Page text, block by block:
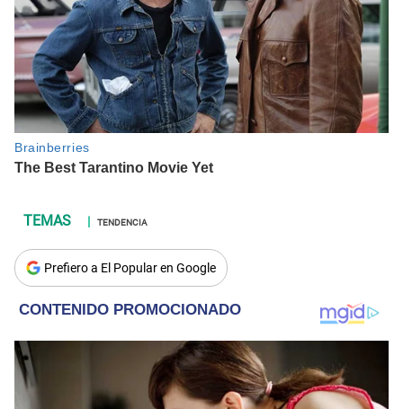
TENDENCIA
Prefiero a El Popular en Google